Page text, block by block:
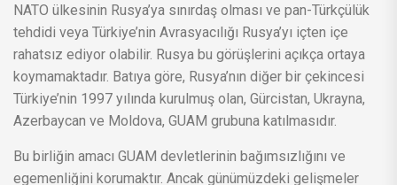
NATO ülkesinin Rusya’ya sınırdaş olması ve pan-Türkçülük
tehdidi veya Türkiye’nin Avrasyacılığı Rusya’yı içten içe
rahatsız ediyor olabilir. Rusya bu görüşlerini açıkça ortaya
koymamaktadır. Batıya göre, Rusya’nın diğer bir çekincesi
Türkiye’nin 1997 yılında kurulmuş olan, Gürcistan, Ukrayna,
Azerbaycan ve Moldova, GUAM grubuna katılmasıdır.
Bu birliğin amacı GUAM devletlerinin bağımsızlığını ve
egemenliğini korumaktır. Ancak günümüzdeki gelişmeler